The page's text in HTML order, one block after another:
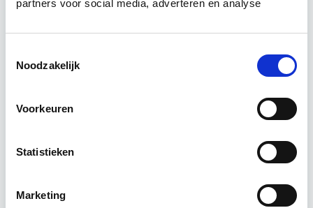
partners voor social media, adverteren en analyse
Noodzakelijk
Voorkeuren
Statistieken
Marketing
Utrecht en/of Online
15 Lesdagen lesdag(en)
wo 16 sep 2026 - Utrecht of Online